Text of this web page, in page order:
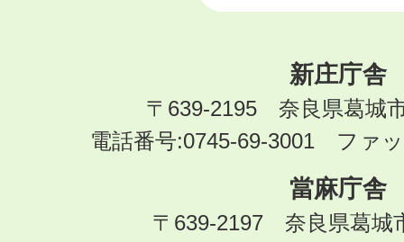
新庄庁舎
〒639-2195 奈良県葛城
電話番号:0745-69-3001 ファ
當麻庁舎
〒639-2197 奈良県葛城